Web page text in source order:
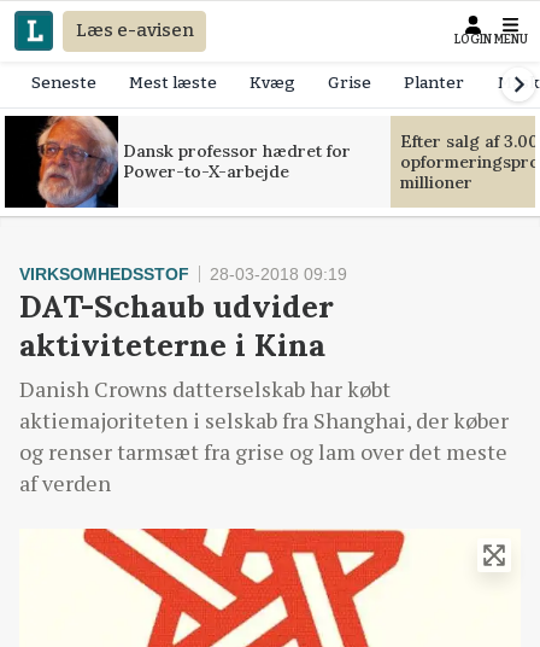
Læs e-avisen LOGIN MENU
Seneste Mest læste Kvæg Grise Planter
Dansk professor hædret for
Power-to-X-arbejde
Efter salg af
millioner
VIRKSOMHEDSSTOF 28-03-2018 09:19
DAT-Schaub udvider
aktiviteterne i Kina
Danish Crowns datterselskab har købt
aktiemajoriteten i selskab fra Shanghai, der køber
og renser tarmsæt fra grise og lam over det meste
af verden